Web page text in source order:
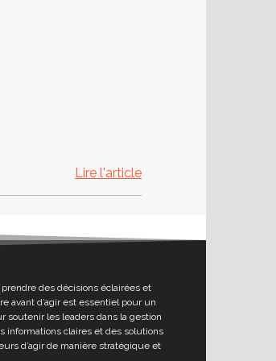
Lire l'article
des décisions éclairées et
avant d’agir est essentiel pour un
soutenir les leaders dans la gestion
informations claires et des solutions
d’agir de manière stratégique et